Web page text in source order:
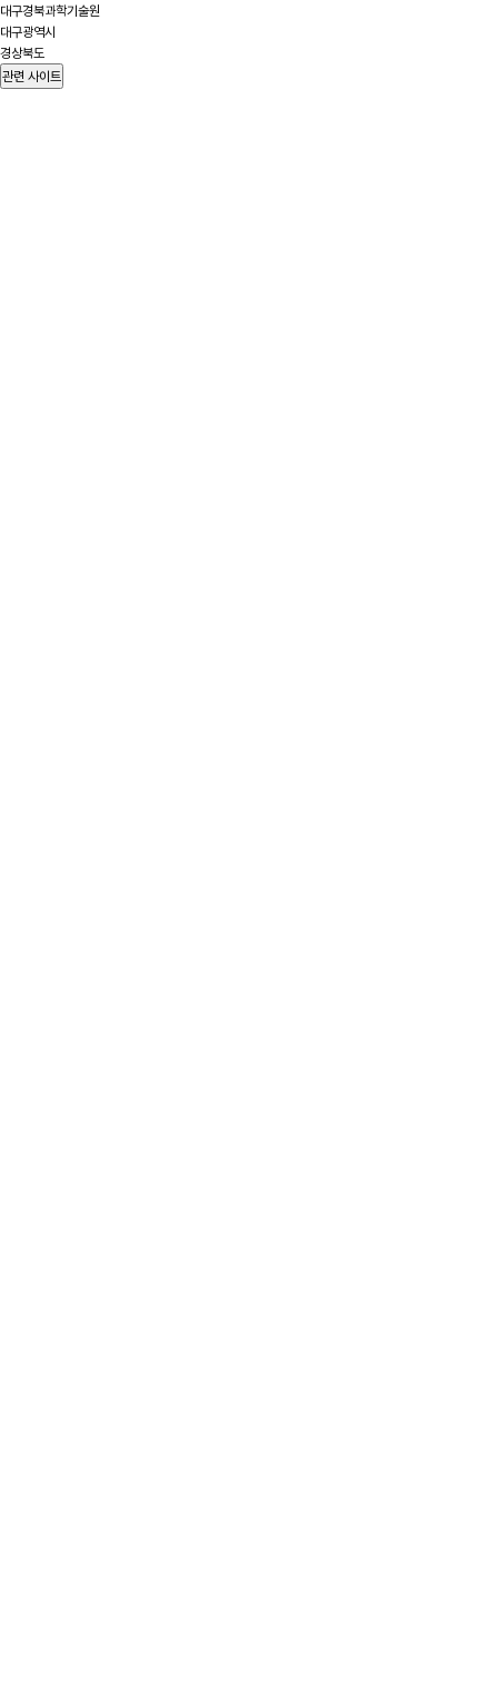
대구경북과학기술원
대구광역시
경상북도
관련 사이트